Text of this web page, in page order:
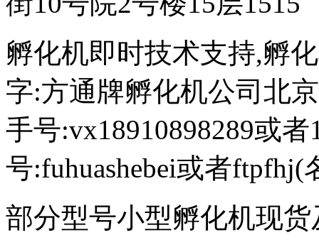
孵化机即时技术支持,孵
字:方通牌孵化机公司北
手号:vx18910898289或
号:fuhuashebei或者
部分型号小型孵化机现